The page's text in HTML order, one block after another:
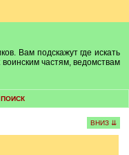
Вам подскажут где искать
частям, ведомствам
ПОИСК
ВНИЗ ⇊